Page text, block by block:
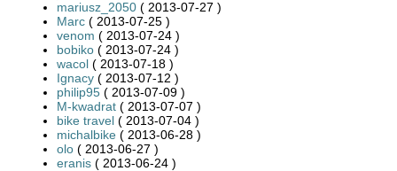
mariusz_2050 ( 2013-07-27 )
Marc ( 2013-07-25 )
venom ( 2013-07-24 )
bobiko ( 2013-07-24 )
wacol ( 2013-07-18 )
Ignacy ( 2013-07-12 )
philip95 ( 2013-07-09 )
M-kwadrat ( 2013-07-07 )
bike travel ( 2013-07-04 )
michalbike ( 2013-06-28 )
olo ( 2013-06-27 )
eranis ( 2013-06-24 )